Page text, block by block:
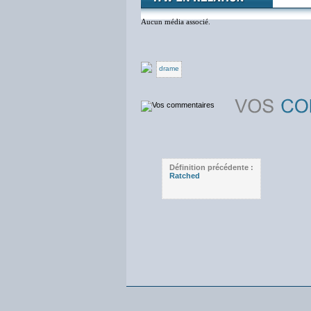
Aucun média associé.
drame
Définition précédente :
Ratched